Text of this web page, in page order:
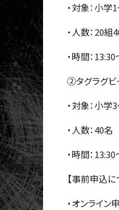
・対象：小
・人数：20組
・時間：
②タグラグ
・対象：小
・人数：40名
・時間：
【事前申込に
・オンライン